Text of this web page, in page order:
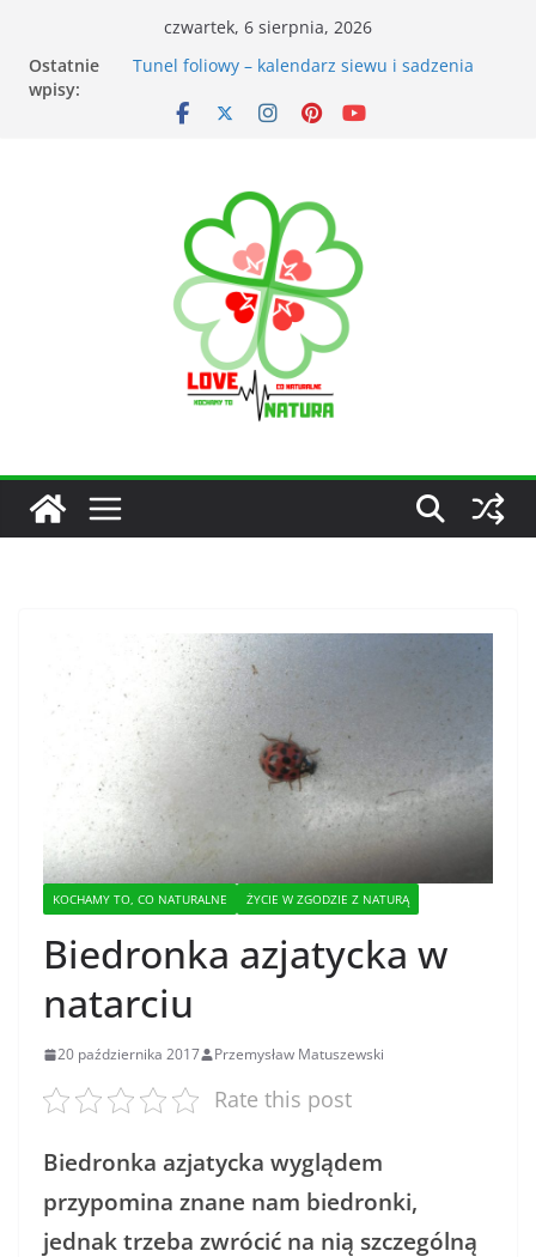
czwartek, 6 sierpnia, 2026
Ostatnie
wpisy:
Przyrządy do pomiarów meteorologicznych
warzyw
Narzędzia ogrodnicze nieocenionym
wsparciem w ogrodzie
KOCHAMY TO, CO NATURALNE ŻYCIE W ZGODZIE Z NATURĄ
Biedronka azjatycka w
natarciu
20 października 2017 Przemysław Matuszewski
Rate this post
Biedronka azjatycka wyglądem
przypomina znane nam biedronki,
jednak trzeba zwrócić na nią szczególną